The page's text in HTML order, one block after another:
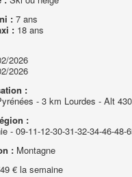
: 7 ans
: 18 ans
2026
2026
:
- 3 km Lourdes - Alt
:
- 09-11-12-30-31-32-34-46-48-
: Montagne
€ la semaine